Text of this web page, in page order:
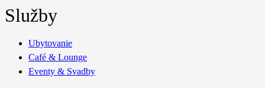
Služby
Ubytovanie
Café & Lounge
Eventy & Svadby